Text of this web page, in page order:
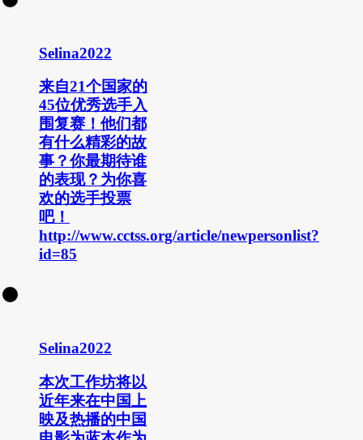
Selina2022
来自21个国家的
45位优秀选手入
围复赛！他们都
有什么精彩的故
事？你最期待谁
的表现？为你喜
欢的选手投票
吧！
http://www.cctss.org/article/newpersonlist?
id=85
Selina2022
本次工作坊将以
近年来在中国上
映及热播的中国